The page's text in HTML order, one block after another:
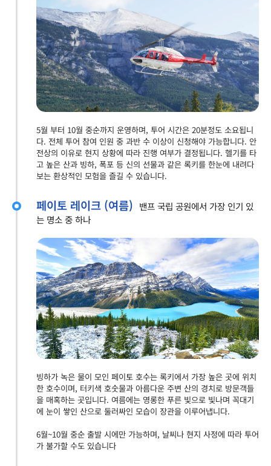
5월 부터 10월 중순까지 운영하며, 투어 시간은 20분정도 소요됩니
다. 전체 투어 참여 인원 중 과반 수 이상이 신청해야 가능합니다. 안
전상의 이유로 현지 상황에 따라 진행 여부가 결정됩니다. 헬기를 타
고 높은 산과 빙하, 폭포 등 신의 선물과 같은 록키를 한눈에 내려다
보는 환상적인 모험을 즐길 수 있습니다.
페이토 레이크 (여름) 밴프 국립 공원에서 가장 인기 있
는 명소 중 하나
빙하가 녹은 물이 모인 페이토 호수는 록키에서 가장 높은 곳에 위치
한 호수이며, 터키색 호숫물과 아름다운 주변 산의 경치로 방문객들
을 매혹하는 곳입니다. 여름에는 영롱한 푸른 빛으로 빛나며 꼭대기
에 눈이 쌓인 산으로 둘러싸인 모습이 장관을 이루어냅니다.
6월~10월 중순 출발 시에만 가능하며, 날씨나 현지 사정에 따라 투어
가 불가할 수도 있습니다